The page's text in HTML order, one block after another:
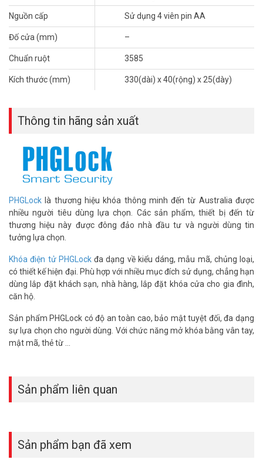
Mật Khẩu Thông Minh
Bàn phím cảm ứng cho phép nhập mã PIN 6-10 số. Tính năng mật
khẩu ảo giúp bạn thêm số ngẫu nhiên trước sau mã thật. Người
đứng gần nhìn cũng không biết mã đúng là gì. Bạn có thể tạo nhiều
mã khác nhau cho từng người trong nhà.
Nguồn cấp Sử dụng 4 viên pin AA
Đố cửa (mm) –
Chuẩn ruột 3585
Kích thước (mm) 330(dài) x 40(rộng) x 25(dày)
Thông tin hãng sản xuất
PHGLock là thương hiệu khóa thông minh đến từ Australia được
nhiều người tiêu dùng lựa chọn. Các sản phẩm, thiết bị đến từ
thương hiệu này được đông đảo nhà đầu tư và người dùng tin
tưởng lựa chọn.
Khóa điện tử PHGLockđa dạng về kiểu dáng, mẫu mã, chủng loại,
có thiết kế hiện đại. Phù hợp với nhiều mục đích sử dụng, chẳng hạn
dùng lắp đặt khách sạn, nhà hàng, lắp đặt khóa cửa cho gia đình,
căn hộ.
Sản phẩm PHGLock có độ an toàn cao, bảo mật tuyệt đối, đa dạng
sự lựa chọn cho người dùng. Với chức năng mở khóa bằng vân tay,
mật mã, thẻ từ …
Sản phẩm liên quan
Sản phẩm bạn đã xem